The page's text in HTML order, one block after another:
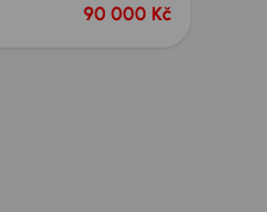
90 000 Kč